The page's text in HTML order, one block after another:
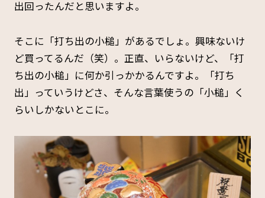
出回ったんだと思いますよ。
そこに「打ち出の小槌」があるでしょ。興味ないけ
ど買ってるんだ（笑）。正直、いらないけど、「打
ち出の小槌」に何か引っかかるんですよ。「打ち
出」っていうけどさ、そんな言葉使うの「小槌」く
らいしかないとこに。